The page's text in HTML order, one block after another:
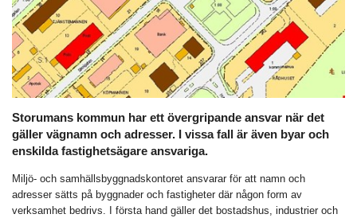
Storumans kommun har ett övergripande ansvar när det
gäller vägnamn och adresser. I vissa fall är även byar och
enskilda fastighetsägare ansvariga.
Miljö- och samhällsbyggnadskontoret ansvarar för att namn och
adresser sätts på byggnader och fastigheter där någon form av
verksamhet bedrivs. I första hand gäller det bostadshus, industrier och